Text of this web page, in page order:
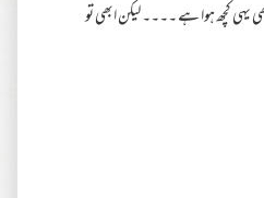
کچھ ہوا ہے ۔۔۔۔ لیکن ابھی تو